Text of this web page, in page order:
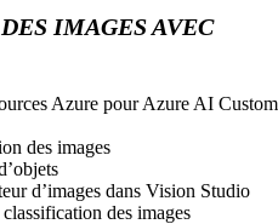
IMAGES AVEC
Azure pour Azure AI Custom
des images
d’images dans Vision Studio
des images